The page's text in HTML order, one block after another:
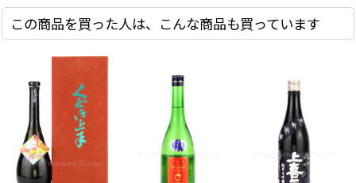
この商品を買った人は、こんな商品も買っています